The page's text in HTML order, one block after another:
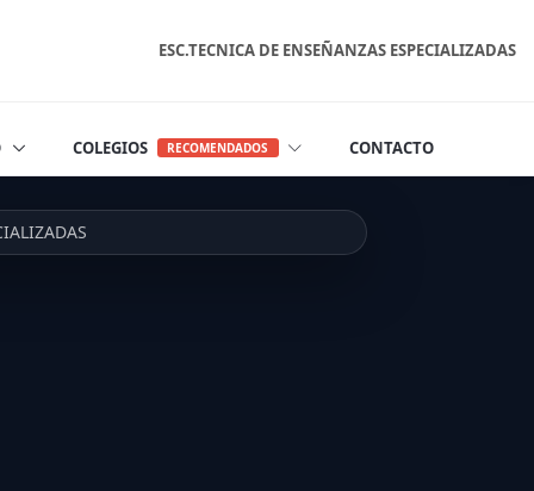
ESC.TECNICA DE ENSEÑANZAS ESPECIALIZADAS
COLEGIOS RECOMENDADOS CONTACTO